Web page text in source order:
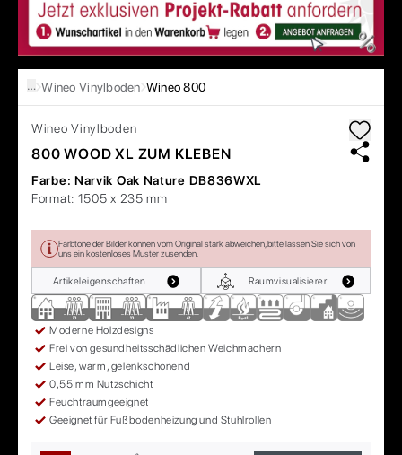
… Wineo Vinylboden Wineo 800
Wineo Vinylboden
800 WOOD XL ZUM KLEBEN
Farbe: Narvik Oak Nature DB836WXL
Format: 1505 x 235 mm
Farbtöne der Bilder können vom Original stark abweichen, bitte lassen Sie sich von
uns ein kostenloses Muster zusenden.
Artikeleigenschaften Raumvisualisierer
Moderne Holzdesigns
Frei von gesundheitsschädlichen Weichmachern
Leise, warm, gelenkschonend
0,55 mm Nutzschicht
Feuchtraumgeeignet
Geeignet für Fußbodenheizung und Stuhlrollen